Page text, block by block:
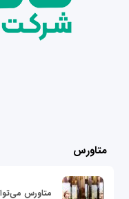
متاورس
متاورس